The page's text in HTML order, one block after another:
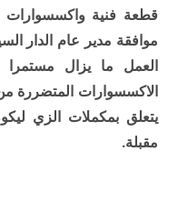
قطعة فنية واكسسوارات
موافقة مدير عام الدار
العمل ما يزال مستمرا
الاكسسوارات المتضررة
يتعلق بمكملات الزي
مقبلة.